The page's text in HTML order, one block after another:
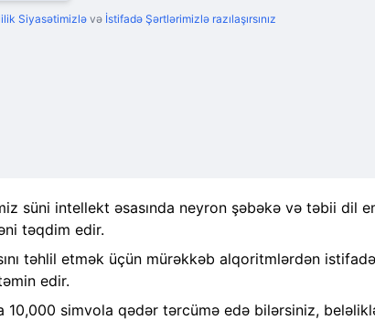
Siyasətimizlə və İstifadə Şərtlərimizlə razılaşırsınız
süni intellekt əsasında neyron şəbəkə və təbii dil
təqdim edir.
təhlil etmək üçün mürəkkəb alqoritmlərdən
edir.
10,000 simvola qədər tərcümə edə bilərsiniz,